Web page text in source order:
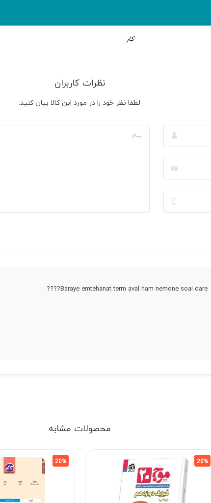
کار
نظرات کاربران
لطفا نظر خود را در مورد این کالا بیان کنید.
Baraye emtehanat term aval ham nemone soal dare????
محصولات مشابه
20%
20%